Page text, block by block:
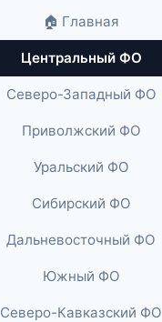
🏠 Главная
Центральный ФО
Северо-Западный ФО
Приволжский ФО
Уральский ФО
Сибирский ФО
Дальневосточный ФО
Южный ФО
Северо-Кавказский ФО